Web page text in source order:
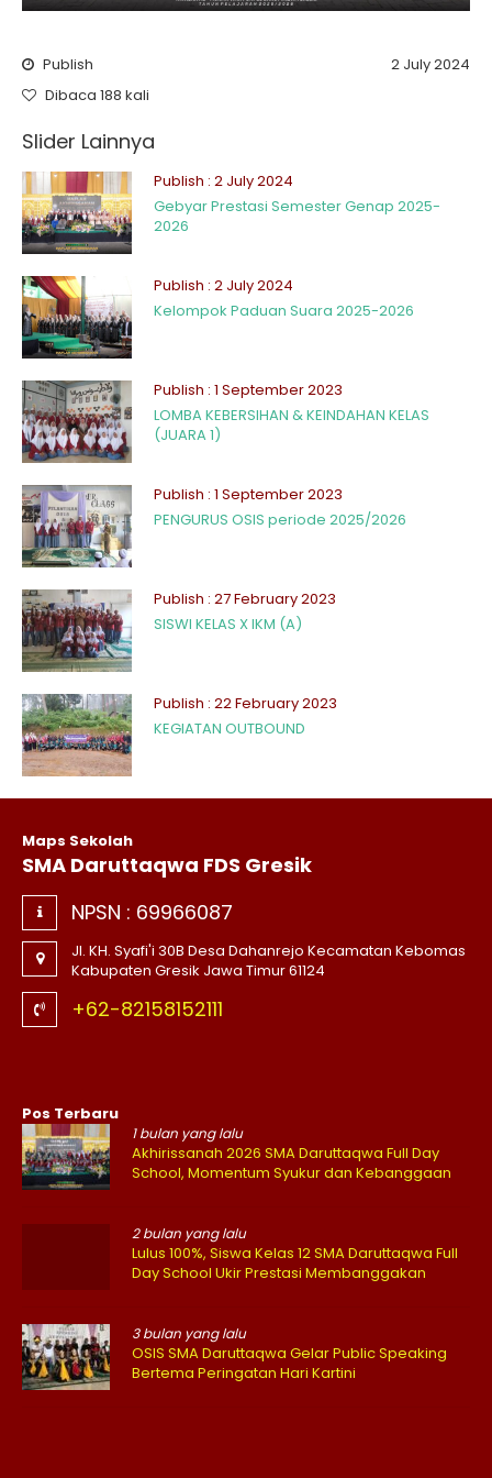
Publish
2 July 2024
Dibaca 188 kali
Slider Lainnya
Publish : 2 July 2024
Gebyar Prestasi Semester Genap 2025-
2026
Publish : 2 July 2024
Kelompok Paduan Suara 2025-2026
Publish : 1 September 2023
LOMBA KEBERSIHAN & KEINDAHAN KELAS
(JUARA 1)
Publish : 1 September 2023
PENGURUS OSIS periode 2025/2026
Publish : 27 February 2023
SISWI KELAS X IKM (A)
Publish : 22 February 2023
KEGIATAN OUTBOUND
Maps Sekolah
SMA Daruttaqwa FDS Gresik
NPSN : 69966087
Jl. KH. Syafi'i 30B Desa Dahanrejo Kecamatan Kebomas
Kabupaten Gresik Jawa Timur 61124
+62-82158152111
Pos Terbaru
1 bulan yang lalu
Akhirissanah 2026 SMA Daruttaqwa Full Day
School, Momentum Syukur dan Kebanggaan
2 bulan yang lalu
Lulus 100%, Siswa Kelas 12 SMA Daruttaqwa Full
Day School Ukir Prestasi Membanggakan
3 bulan yang lalu
OSIS SMA Daruttaqwa Gelar Public Speaking
Bertema Peringatan Hari Kartini